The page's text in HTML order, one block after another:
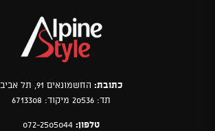
כתובת: החשמונאים 91, תל אביב
תד: 20536 מיקוד: 6713308
טלפון: 072-2505044